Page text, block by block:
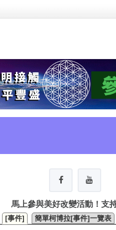
馬上參與美好改變活動！支
[事件] 簡單柯博拉[事件]一覽表